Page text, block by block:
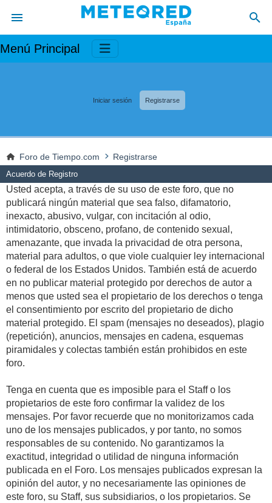
Menú Principal
Iniciar sesión Registrarse
Foro de Tiempo.com Registrarse
Acuerdo de Registro
Usted acepta, a través de su uso de este foro, que no
publicará ningún material que sea falso, difamatorio,
inexacto, abusivo, vulgar, con incitación al odio,
intimidatorio, obsceno, profano, de contenido sexual,
amenazante, que invada la privacidad de otra persona,
material para adultos, o que viole cualquier ley internacional
o federal de los Estados Unidos. También está de acuerdo
en no publicar material protegido por derechos de autor a
menos que usted sea el propietario de los derechos o tenga
el consentimiento por escrito del propietario de dicho
material protegido. El spam (mensajes no deseados), plagio
(repetición), anuncios, mensajes en cadena, esquemas
piramidales y colectas también están prohibidos en este
foro.
Tenga en cuenta que es imposible para el Staff o los
propietarios de este foro confirmar la validez de los
mensajes. Por favor recuerde que no monitorizamos cada
uno de los mensajes publicados, y por tanto, no somos
responsables de su contenido. No garantizamos la
exactitud, integridad o utilidad de ninguna información
publicada en el Foro. Los mensajes publicados expresan la
opinión del autor, y no necesariamente las opiniones de
este foro, su Staff, sus subsidiarios, o los propietarios. Se